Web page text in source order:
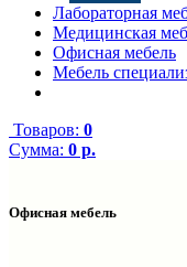
Лабораторная
Медицинская
Офисная мебель
Мебель
Товаров: 0
Сумма: 0 р.
Офисная мебель